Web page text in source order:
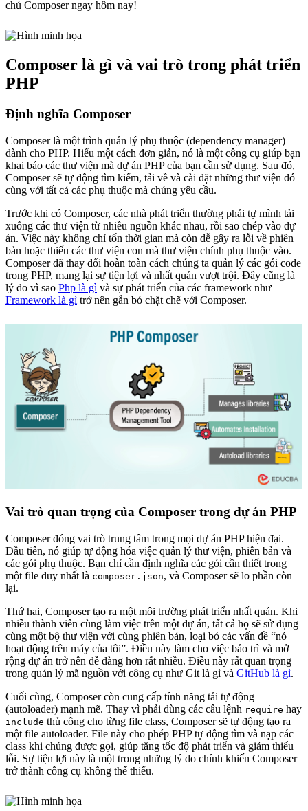
chủ Composer ngay hôm nay!
Composer là gì và vai trò trong phát triển
PHP
Định nghĩa Composer
Composer là một trình quản lý phụ thuộc (dependency manager)
dành cho PHP. Hiểu một cách đơn giản, nó là một công cụ giúp bạn
khai báo các thư viện mà dự án PHP của bạn cần sử dụng. Sau đó,
Composer sẽ tự động tìm kiếm, tải về và cài đặt những thư viện đó
cùng với tất cả các phụ thuộc mà chúng yêu cầu.
Trước khi có Composer, các nhà phát triển thường phải tự mình tải
xuống các thư viện từ nhiều nguồn khác nhau, rồi sao chép vào dự
án. Việc này không chỉ tốn thời gian mà còn dễ gây ra lỗi về phiên
bản hoặc thiếu các thư viện con mà thư viện chính phụ thuộc vào.
Composer đã thay đổi hoàn toàn cách chúng ta quản lý các gói code
trong PHP, mang lại sự tiện lợi và nhất quán vượt trội. Đây cũng là
lý do vì sao Php là gì và sự phát triển của các framework như
Framework là gì trở nên gắn bó chặt chẽ với Composer.
Vai trò quan trọng của Composer trong dự án PHP
Composer đóng vai trò trung tâm trong mọi dự án PHP hiện đại.
Đầu tiên, nó giúp tự động hóa việc quản lý thư viện, phiên bản và
các gói phụ thuộc. Bạn chỉ cần định nghĩa các gói cần thiết trong
một file duy nhất là composer.json, và Composer sẽ lo phần còn
lại.
Thứ hai, Composer tạo ra một môi trường phát triển nhất quán. Khi
nhiều thành viên cùng làm việc trên một dự án, tất cả họ sẽ sử dụng
cùng một bộ thư viện với cùng phiên bản, loại bỏ các vấn đề “nó
hoạt động trên máy của tôi”. Điều này làm cho việc bảo trì và mở
rộng dự án trở nên dễ dàng hơn rất nhiều. Điều này rất quan trọng
trong quản lý mã nguồn với công cụ như Git là gì và GitHub là gì.
Cuối cùng, Composer còn cung cấp tính năng tải tự động
(autoloader) mạnh mẽ. Thay vì phải dùng các câu lệnh require hay
include thủ công cho từng file class, Composer sẽ tự động tạo ra
một file autoloader. File này cho phép PHP tự động tìm và nạp các
class khi chúng được gọi, giúp tăng tốc độ phát triển và giảm thiểu
lỗi. Sự tiện lợi này là một trong những lý do chính khiến Composer
trở thành công cụ không thể thiếu.